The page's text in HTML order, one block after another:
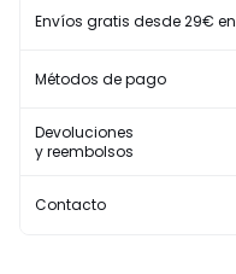
Envíos gratis desde 29€
Métodos de pago
Devoluciones
y reembolsos
Contacto